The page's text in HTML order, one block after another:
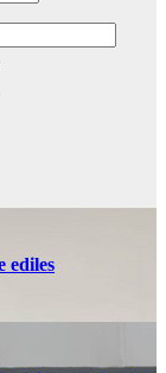
ediles